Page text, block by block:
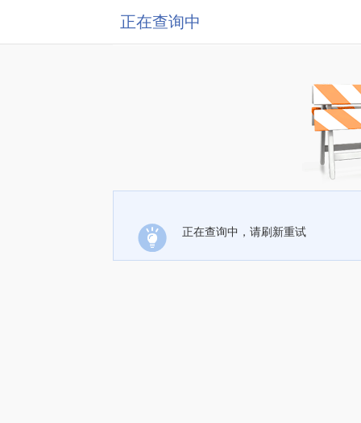
正在查询中
正在查询中，请刷新重试